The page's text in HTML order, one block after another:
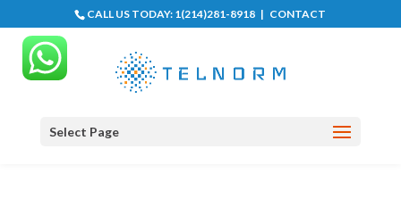
CALL US TODAY: 1(214)281-8918 | CONTACT
Select Page